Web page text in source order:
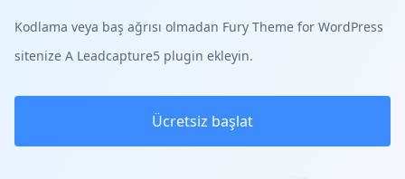
Kodlama veya baş ağrısı olmadan Fury Theme for WordPress
sitenize A Leadcapture5 plugin ekleyin.
Ücretsiz başlat